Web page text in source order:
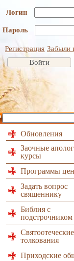
Логин
Пароль
Регистрация Забыли
Обновления
Заочные
курсы
Программы
Задать вопрос
священнику
Библия с
подстрочником
Святоотеческие
толкования
Приходские